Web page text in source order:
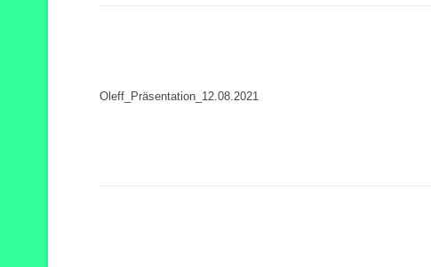
Oleff_Präsentation_12.08.2021